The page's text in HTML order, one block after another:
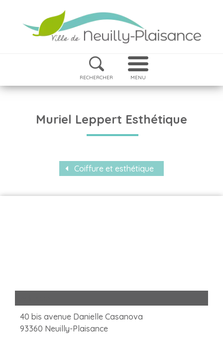
RECHERCHER MENU
Muriel Leppert Esthétique
Coiffure et esthétique
40 bis avenue Danielle Casanova
93360 Neuilly-Plaisance